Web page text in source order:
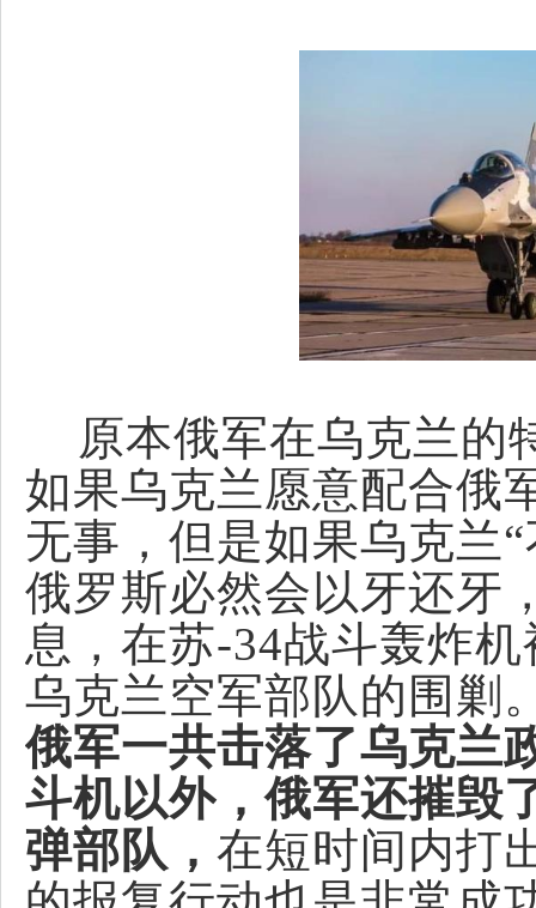
原本俄军在乌克兰的
如果乌克兰愿意配合俄
无事，但是如果乌克兰
俄罗斯必然会以牙还牙
息，在苏-34战斗轰炸
乌克兰空军部队的围剿
俄军一共击落了乌克兰
斗机以外，俄军还摧毁
弹部队， 在短时间内打